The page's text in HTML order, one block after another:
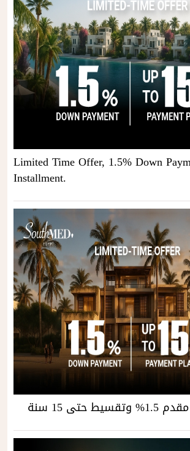
Limited Time Offer, 1.5% Down
Installment.
15 سنة